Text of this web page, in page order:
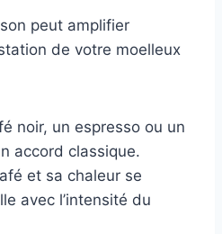
peut amplifier
de votre moelleux
noir, un espresso ou un
accord classique.
et sa chaleur se
avec l’intensité du